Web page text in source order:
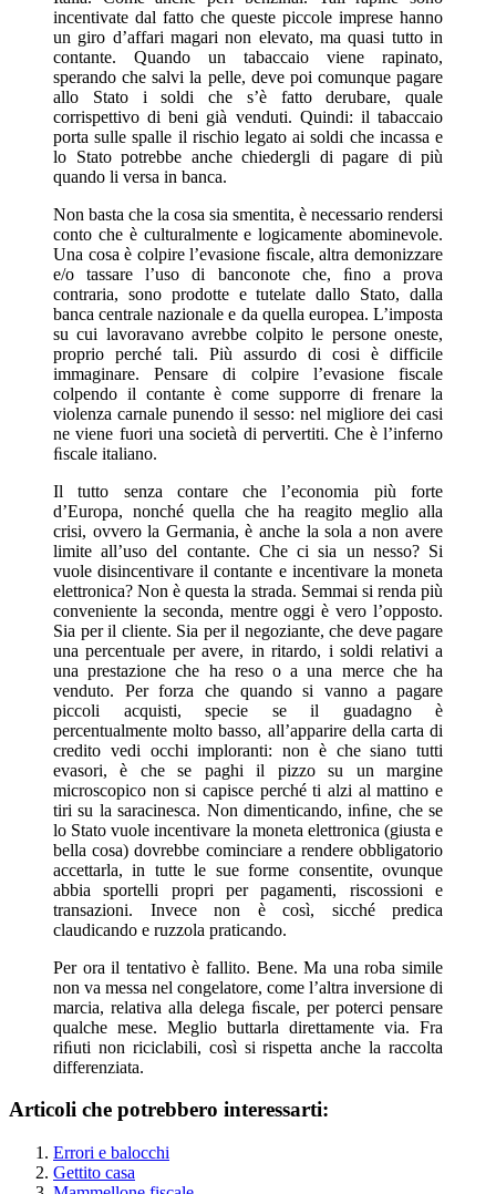
incentivate dal fatto che queste piccole imprese hanno
un giro d’affari magari non elevato, ma quasi tutto in
contante. Quando un tabaccaio viene rapinato,
sperando che salvi la pelle, deve poi comunque pagare
allo Stato i soldi che s’è fatto derubare, quale
corrispettivo di beni già venduti. Quindi: il tabaccaio
porta sulle spalle il rischio legato ai soldi che incassa e
lo Stato potrebbe anche chiedergli di pagare di più
quando li versa in banca.
Non basta che la cosa sia smentita, è necessario rendersi
conto che è culturalmente e logicamente abominevole.
Una cosa è colpire l’evasione ﬁscale, altra demonizzare
e/o tassare l’uso di banconote che, ﬁno a prova
contraria, sono prodotte e tutelate dallo Stato, dalla
banca centrale nazionale e da quella europea. L’imposta
su cui lavoravano avrebbe colpito le persone oneste,
proprio perché tali. Più assurdo di cosi è difficile
immaginare. Pensare di colpire l’evasione fiscale
colpendo il contante è come supporre di frenare la
violenza carnale punendo il sesso: nel migliore dei casi
ne viene fuori una società di pervertiti. Che è l’inferno
ﬁscale italiano.
Il tutto senza contare che l’economia più forte
d’Europa, nonché quella che ha reagito meglio alla
crisi, ovvero la Germania, è anche la sola a non avere
limite all’uso del contante. Che ci sia un nesso? Si
vuole disincentivare il contante e incentivare la moneta
elettronica? Non è questa la strada. Semmai si renda più
conveniente la seconda, mentre oggi è vero l’opposto.
Sia per il cliente. Sia per il negoziante, che deve pagare
una percentuale per avere, in ritardo, i soldi relativi a
una prestazione che ha reso o a una merce che ha
venduto. Per forza che quando si vanno a pagare
piccoli acquisti, specie se il guadagno è
percentualmente molto basso, all’apparire della carta di
credito vedi occhi imploranti: non è che siano tutti
evasori, è che se paghi il pizzo su un margine
microscopico non si capisce perché ti alzi al mattino e
tiri su la saracinesca. Non dimenticando, inﬁne, che se
lo Stato vuole incentivare la moneta elettronica (giusta e
bella cosa) dovrebbe cominciare a rendere obbligatorio
accettarla, in tutte le sue forme consentite, ovunque
abbia sportelli propri per pagamenti, riscossioni e
transazioni. Invece non è così, sicché predica
claudicando e ruzzola praticando.
Per ora il tentativo è fallito. Bene. Ma una roba simile
non va messa nel congelatore, come l’altra inversione di
marcia, relativa alla delega ﬁscale, per poterci pensare
qualche mese. Meglio buttarla direttamente via. Fra
riﬁuti non riciclabili, così si rispetta anche la raccolta
differenziata.
Articoli che potrebbero interessarti:
Errori e balocchi
Gettito casa